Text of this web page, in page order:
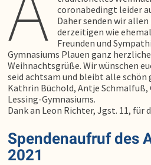
coronabedingt leider
Daher senden wir
derzeitigen wie
Freunden und
Gymnasiums Plauen ganz
Weihnachtsgrüße. Wir wünschen
seid achtsam und bleibt alle schön
Kathrin Büchold, Antje Schmalfuß,
Lessing-Gymnasiums.
Dank an Leon Richter, Jgst. 11, für
Spendenaufruf des
2021